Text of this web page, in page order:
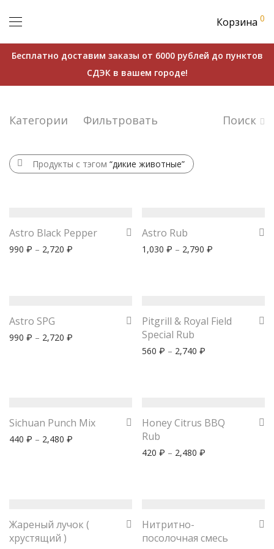
Корзина 0
Бесплатно доставим заказы от 6000 рублей до пунктов
СДЭК в вашем городе!
Категории Фильтровать Поиск
Продукты с тэгом “дикие животные”
Astro Black Pepper
990 ₽ – 2,720 ₽
Astro Rub
1,030 ₽ – 2,790 ₽
Astro SPG
990 ₽ – 2,720 ₽
Pitgrill & Royal Field
Special Rub
560 ₽ – 2,740 ₽
Sichuan Punch Mix
440 ₽ – 2,480 ₽
Honey Citrus BBQ
Rub
420 ₽ – 2,480 ₽
Жареный лучок (
хрустящий )
Нитритно-
посолочная смесь